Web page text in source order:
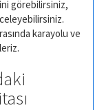
görebilirsiniz,
karayolu ve